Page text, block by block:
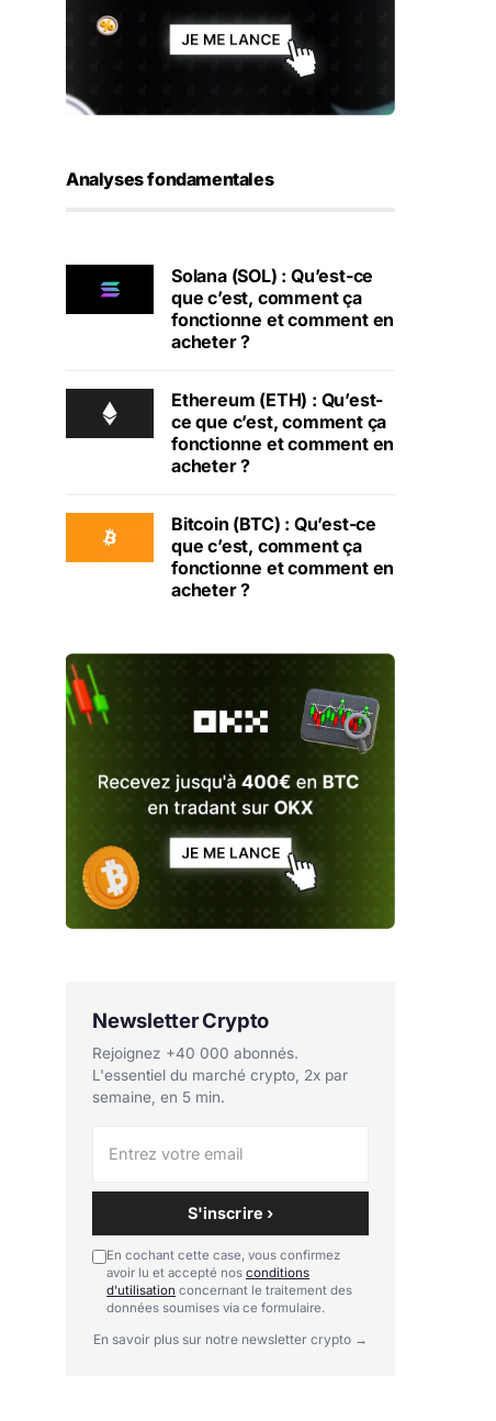
Analyses fondamentales
Solana (SOL) : Qu’est-ce
que c’est, comment ça
fonctionne et comment en
acheter ?
Ethereum (ETH) : Qu’est-
ce que c’est, comment ça
fonctionne et comment en
acheter ?
Bitcoin (BTC) : Qu’est-ce
que c’est, comment ça
fonctionne et comment en
acheter ?
Newsletter Crypto
Rejoignez +40 000 abonnés.
L'essentiel du marché crypto, 2x par
semaine, en 5 min.
S'inscrire ›
En cochant cette case, vous confirmez
avoir lu et accepté nos conditions
d'utilisation concernant le traitement des
données soumises via ce formulaire.
En savoir plus sur notre newsletter crypto →